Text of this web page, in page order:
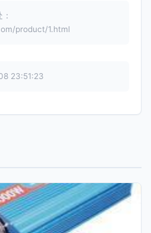
product/1.html
23:51:23